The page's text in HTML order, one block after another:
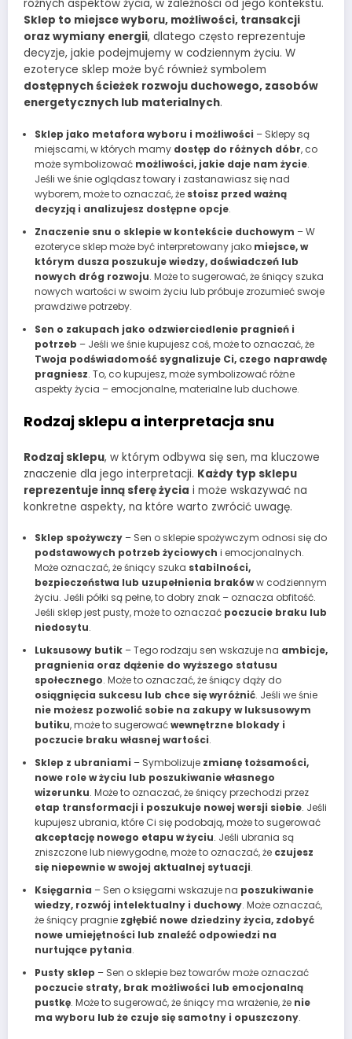
różnych aspektów życia, w zależności od jego kontekstu.
Sklep to miejsce wyboru, możliwości, transakcji
oraz wymiany energii, dlatego często reprezentuje
decyzje, jakie podejmujemy w codziennym życiu. W
ezoteryce sklep może być również symbolem
dostępnych ścieżek rozwoju duchowego, zasobów
energetycznych lub materialnych.
Sklep jako metafora wyboru i możliwości – Sklepy są
miejscami, w których mamy dostęp do różnych dóbr, co
może symbolizować możliwości, jakie daje nam życie.
Jeśli we śnie oglądasz towary i zastanawiasz się nad
wyborem, może to oznaczać, że stoisz przed ważną
decyzją i analizujesz dostępne opcje.
Znaczenie snu o sklepie w kontekście duchowym – W
ezoteryce sklep może być interpretowany jako miejsce, w
którym dusza poszukuje wiedzy, doświadczeń lub
nowych dróg rozwoju. Może to sugerować, że śniący szuka
nowych wartości w swoim życiu lub próbuje zrozumieć swoje
prawdziwe potrzeby.
Sen o zakupach jako odzwierciedlenie pragnień i
potrzeb – Jeśli we śnie kupujesz coś, może to oznaczać, że
Twoja podświadomość sygnalizuje Ci, czego naprawdę
pragniesz. To, co kupujesz, może symbolizować różne
aspekty życia – emocjonalne, materialne lub duchowe.
Rodzaj sklepu a interpretacja snu
Rodzaj sklepu, w którym odbywa się sen, ma kluczowe
znaczenie dla jego interpretacji. Każdy typ sklepu
reprezentuje inną sferę życia i może wskazywać na
konkretne aspekty, na które warto zwrócić uwagę.
Sklep spożywczy– Sen o sklepie spożywczym odnosi się do
podstawowych potrzeb życiowych i emocjonalnych.
Może oznaczać, że śniący szuka stabilności,
bezpieczeństwa lub uzupełnienia brakóww codziennym
życiu. Jeśli półki są pełne, to dobry znak – oznacza obfitość.
Jeśli sklep jest pusty, może to oznaczać poczucie braku lub
niedosytu.
Luksusowy butik– Tego rodzaju sen wskazuje na ambicje,
pragnienia oraz dążenie do wyższego statusu
społecznego. Może to oznaczać, że śniący dąży do
osiągnięcia sukcesu lub chce się wyróżnić. Jeśli we śnie
nie możesz pozwolić sobie na zakupy w luksusowym
butiku, może to sugerowaćwewnętrzne blokady i
poczucie braku własnej wartości.
Sklep z ubraniami – Symbolizuje zmianę tożsamości,
nowe role w życiu lub poszukiwanie własnego
wizerunku. Może to oznaczać, że śniący przechodzi przez
etap transformacji i poszukuje nowej wersji siebie. Jeśli
kupujesz ubrania, które Ci się podobają, może to sugerować
akceptację nowego etapu w życiu. Jeśli ubrania są
zniszczone lub niewygodne, może to oznaczać, że czujesz
się niepewnie w swojej aktualnej sytuacji.
Księgarnia – Sen o księgarni wskazuje na poszukiwanie
wiedzy, rozwój intelektualny i duchowy. Może oznaczać,
że śniący pragnie zgłębić nowe dziedziny życia, zdobyć
nowe umiejętności lub znaleźć odpowiedzi na
nurtujące pytania.
Pusty sklep – Sen o sklepie bez towarów może oznaczać
poczucie straty, brak możliwości lub emocjonalną
pustkę. Może to sugerować, że śniący ma wrażenie, że nie
ma wyboru lub że czuje się samotny i opuszczony.